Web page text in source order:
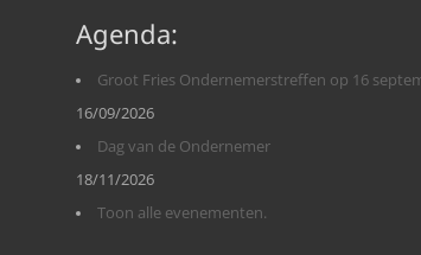
Agenda:
Groot Fries Ondernemerstreffen op 16
16/09/2026
Dag van de Ondernemer
18/11/2026
Toon alle evenementen.